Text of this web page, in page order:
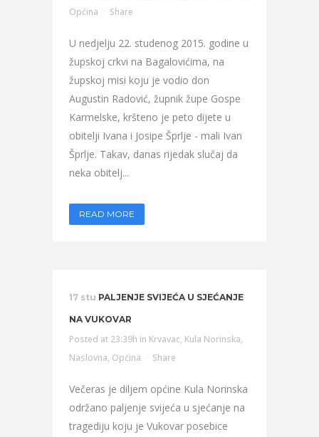
Općina
Share
U nedjelju 22. studenog 2015. godine u
župskoj crkvi na Bagalovićima, na
župskoj misi koju je vodio don
Augustin Radović, župnik župe Gospe
Karmelske, kršteno je peto dijete u
obitelji Ivana i Josipe Šprlje - mali Ivan
Šprlje. Takav, danas rijedak slučaj da
neka obitelj...
READ MORE
17 stu PALJENJE SVIJEĆA U SJEĆANJE
NA VUKOVAR
Posted at 23:39h in Krvavac, Kula Norinska,
Naslovna, Općina Share
Večeras je diljem općine Kula Norinska
održano paljenje svijeća u sjećanje na
tragediju koju je Vukovar posebice